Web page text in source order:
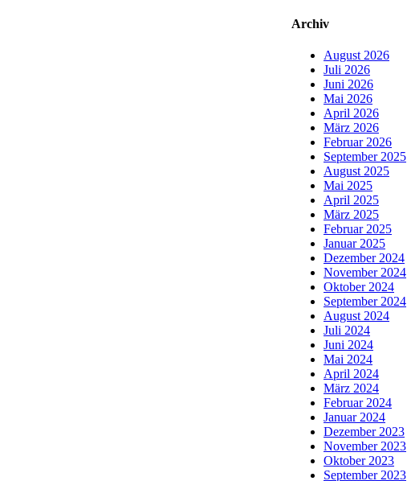
Archiv
August 2026
Juli 2026
Juni 2026
Mai 2026
April 2026
März 2026
Februar 2026
September 2025
August 2025
Mai 2025
April 2025
März 2025
Februar 2025
Januar 2025
Dezember 2024
November 2024
Oktober 2024
September 2024
August 2024
Juli 2024
Juni 2024
Mai 2024
April 2024
März 2024
Februar 2024
Januar 2024
Dezember 2023
November 2023
Oktober 2023
September 2023